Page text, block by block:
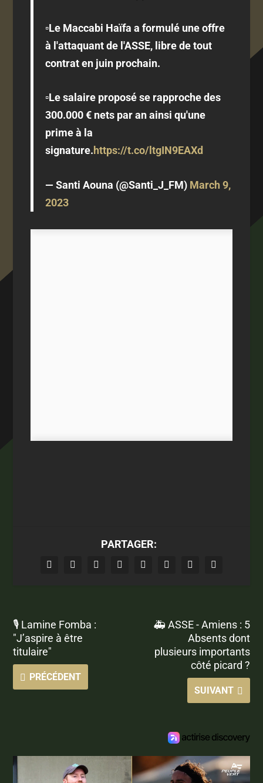
▫️Le Maccabi Haïfa a formulé une offre
à l'attaquant de l'ASSE, libre de tout
contrat en juin prochain.
▫️Le salaire proposé se rapproche des
300.000 € nets par an ainsi qu'une
prime à la
signature.https://t.co/ltgIN9EAXd
— Santi Aouna (@Santi_J_FM) March 9,
2023
PARTAGER:
🎙 Lamine Fomba :
"J’aspire à être
titulaire"
PRÉCÉDENT
🚑 ASSE - Amiens : 5
Absents dont
plusieurs importants
côté picard ?
SUIVANT